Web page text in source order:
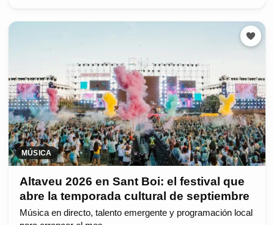
MÚSICA
Altaveu 2026 en Sant Boi: el festival que
abre la temporada cultural de septiembre
Música en directo, talento emergente y programación local